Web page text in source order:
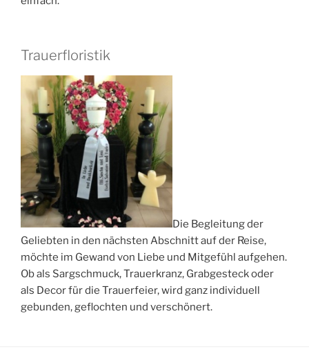
Trauerfloristik
Die Begleitung der
Geliebten in den nächsten Abschnitt auf der Reise,
möchte im Gewand von Liebe und Mitgefühl aufgehen.
Ob als Sargschmuck, Trauerkranz, Grabgesteck oder
als Decor für die Trauerfeier, wird ganz individuell
gebunden, geflochten und verschönert.